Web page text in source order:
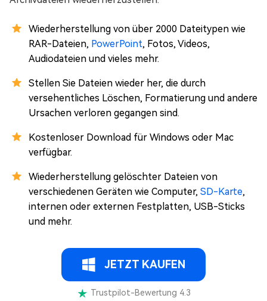
Wiederherstellung von über 2000 Dateitypen wie
RAR-Dateien, PowerPoint, Fotos, Videos,
Audiodateien und vieles mehr.
Stellen Sie Dateien wieder her, die durch
versehentliches Löschen, Formatierung und andere
Ursachen verloren gegangen sind.
Kostenloser Download für Windows oder Mac
verfügbar.
Wiederherstellung gelöschter Dateien von
verschiedenen Geräten wie Computer, SD-Karte,
internen oder externen Festplatten, USB-Sticks
und mehr.
JETZT KAUFEN
Trustpilot-Bewertung 4.3